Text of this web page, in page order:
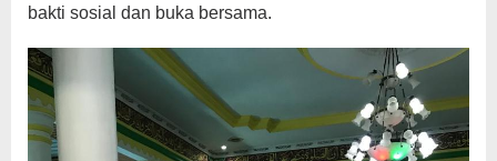
bakti sosial dan buka bersama.